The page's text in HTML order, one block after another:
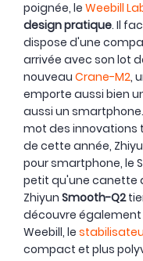
poignée, le Weebill
design pratique. Il
dispose d'une
arrivée avec son lot
nouveau Crane-M2,
emporte aussi bien
aussi un
mot des innovations
de cette année,
pour smartphone, le
petit qu'une canette
Zhiyun Smooth-Q2
découvre également
Weebill, le
compact et plus